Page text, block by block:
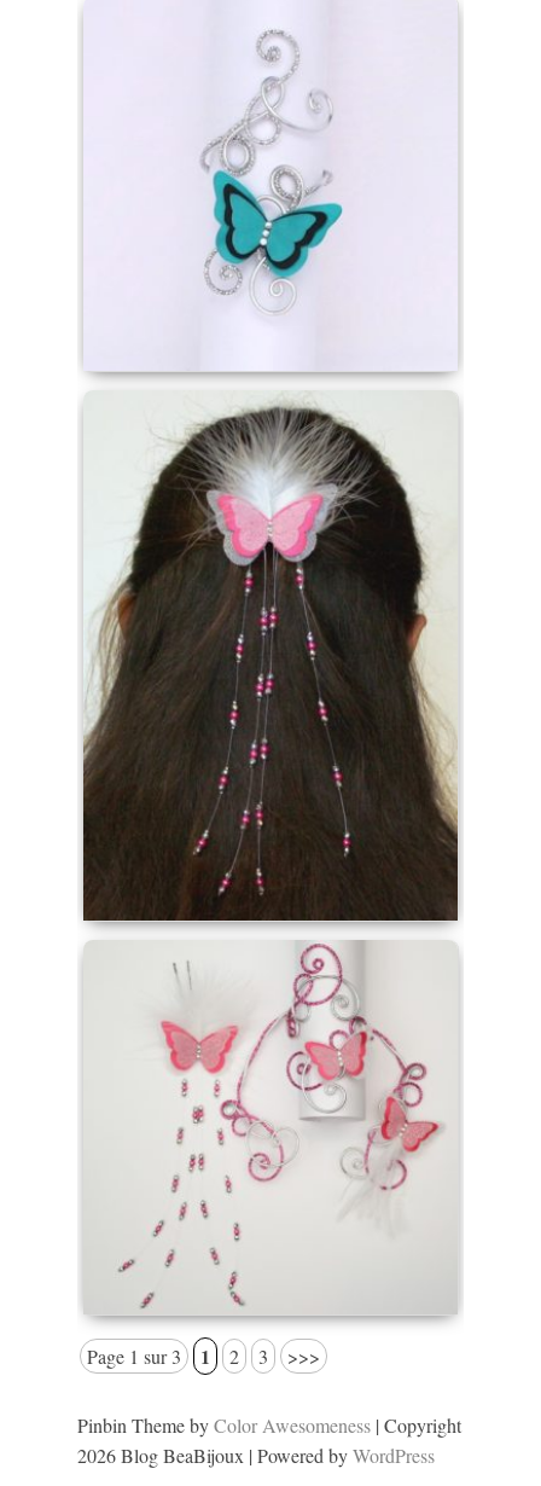
Page 1 sur 3 1 2 3 >>>
Pinbin Theme byColor Awesomeness | Copyright
2026 Blog BeaBijoux | Powered byWordPress